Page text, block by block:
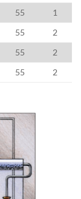
55
1
55
2
55
2
55 2